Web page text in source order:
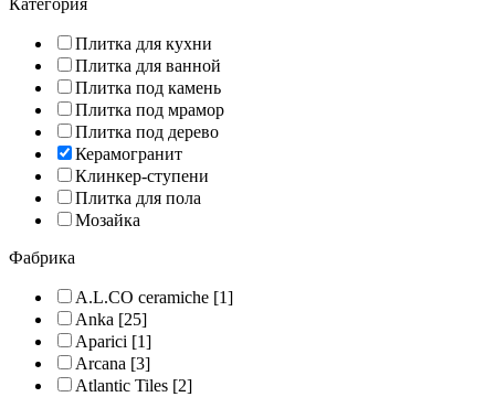
Категория
Плитка для кухни
Плитка для ванной
Плитка под камень
Плитка под мрамор
Плитка под дерево
Керамогранит
Клинкер-ступени
Плитка для пола
Мозайка
Фабрика
A.L.CO ceramiche [1]
Anka [25]
Aparici [1]
Arcana [3]
Atlantic Tiles [2]